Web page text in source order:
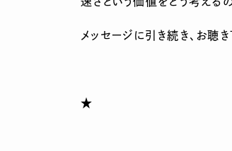
メッセージに引き続き、お聴き
★